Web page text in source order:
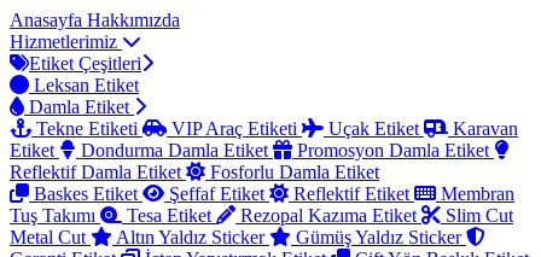
Anasayfa Hakkımızda
Hizmetlerimiz
Etiket Çeşitleri
Leksan Etiket
Damla Etiket
Tekne Etiketi
VIP Araç Etiketi Uçak Etiket
Karavan
Etiket
Dondurma Damla Etiket
Promosyon Damla Etiket
Reflektif Damla Etiket
Fosforlu Damla Etiket
Baskes Etiket
Şeffaf Etiket Reflektif Etiket
Membran
Tuş Takımı
Tesa Etiket Rezopal Kazıma Etiket
Slim Cut
Metal Cut
Altın Yaldız Sticker
Gümüş Yaldız Sticker